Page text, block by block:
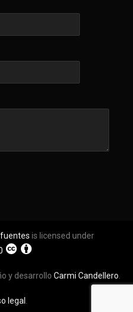
is licensed under
y desarrollo Carmi Candellero.
legal .